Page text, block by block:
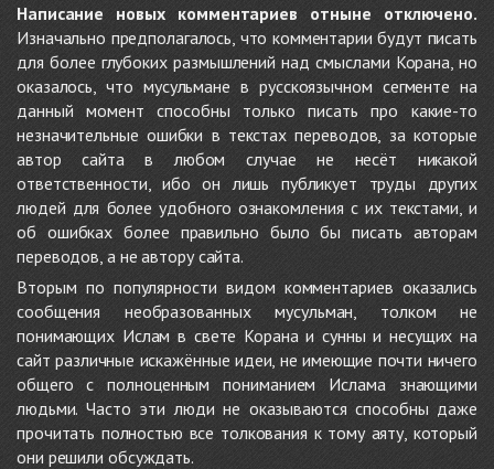
Написание новых комментариев отныне отключено.
Изначально предполагалось, что комментарии будут писать
для более глубоких размышлений над смыслами Корана, но
оказалось, что мусульмане в русскоязычном сегменте на
данный момент способны только писать про какие-то
незначительные ошибки в текстах переводов, за которые
автор сайта в любом случае не несёт никакой
ответственности, ибо он лишь публикует труды других
людей для более удобного ознакомления с их текстами, и
об ошибках более правильно было бы писать авторам
переводов, а не автору сайта.
Вторым по популярности видом комментариев оказались
сообщения необразованных мусульман, толком не
понимающих Ислам в свете Корана и сунны и несущих на
сайт различные искажённые идеи, не имеющие почти ничего
общего с полноценным пониманием Ислама знающими
людьми. Часто эти люди не оказываются способны даже
прочитать полностью все толкования к тому аяту, который
они решили обсуждать.